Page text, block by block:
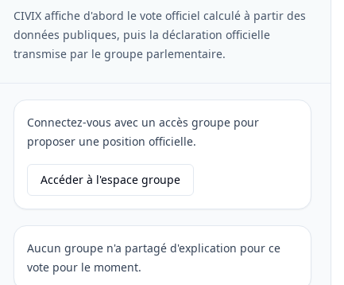
CIVIX affiche d'abord le vote officiel calculé à partir des
données publiques, puis la déclaration officielle
transmise par le groupe parlementaire.
Connectez-vous avec un accès groupe pour
proposer une position officielle.
Accéder à l'espace groupe
Aucun groupe n'a partagé d'explication pour ce
vote pour le moment.